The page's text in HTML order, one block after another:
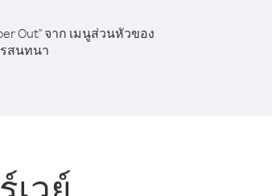
Out" จาก เมนูส่วนหัวของ
สนทนา